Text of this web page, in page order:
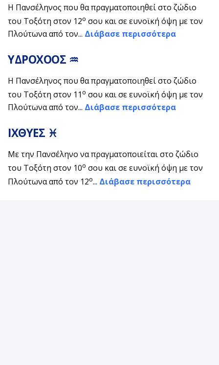
Η Πανσέληνος που θα πραγματοποιηθεί στο ζώδιο
του Τοξότη στον 12ο σου και σε ευνοϊκή όψη με τον
Πλούτωνα από τον... Διάβασε περισσότερα
ΥΔΡΟΧΟΟΣ ♒
Η Πανσέληνος που θα πραγματοποιηθεί στο ζώδιο
του Τοξότη στον 11ο σου και σε ευνοϊκή όψη με τον
Πλούτωνα από τον... Διάβασε περισσότερα
ΙΧΘΥΕΣ ♓
Με την Πανσέληνο να πραγματοποιείται στο ζώδιο
του Τοξότη στον 10ο σου και σε ευνοϊκή όψη με τον
Πλούτωνα από τον 12ο... Διάβασε περισσότερα